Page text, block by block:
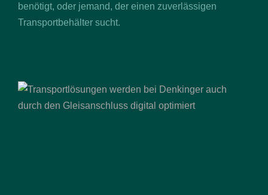
benötigt, oder jemand, der einen zuverlässigen
Transportbehälter sucht.